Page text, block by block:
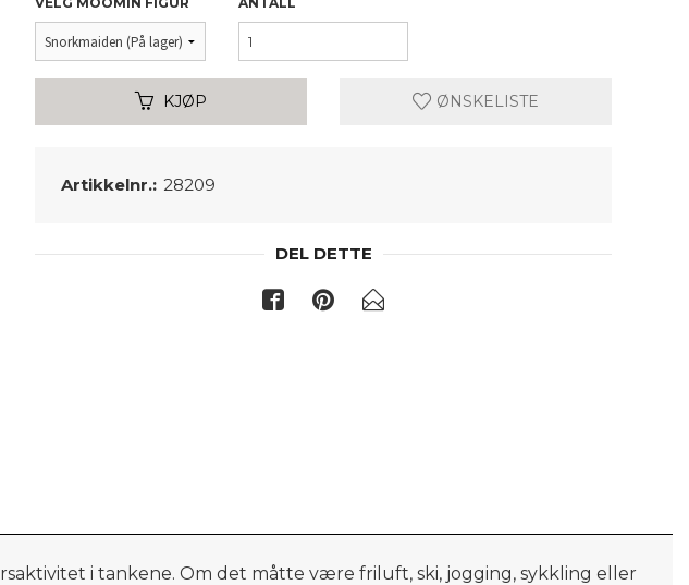
KJØP ØNSKELISTE
Artikkelnr.: 28209
DEL DETTE
i tankene. Om det måtte være friluft, ski, jogging, sykkling eller